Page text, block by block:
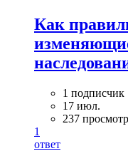
Как
1 подписчик
17 июл.
237
1
ответ